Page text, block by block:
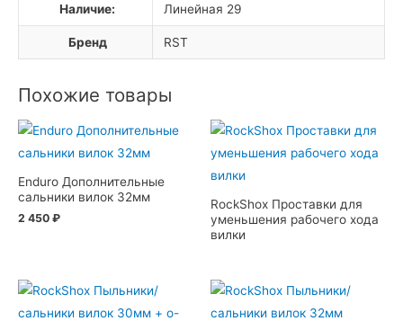
Наличие: Линейная 29
Бренд RST
Похожие товары
Enduro Дополнительные
сальники вилок 32мм
2 450 ₽
RockShox Проставки для
уменьшения рабочего хода
вилки